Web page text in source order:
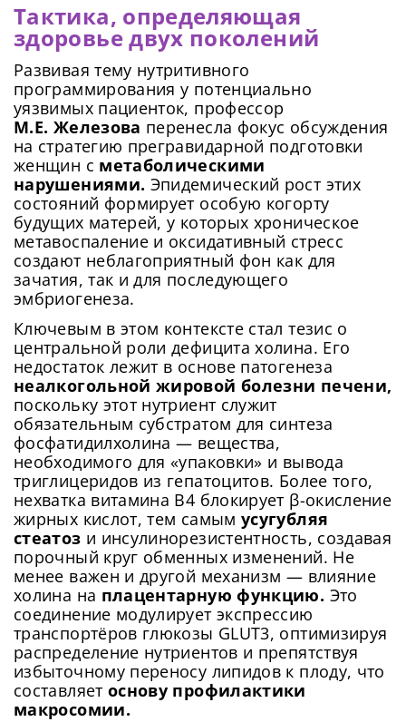
Тактика, определяющая
здоровье двух поколений
Развивая тему нутритивного
программирования у потенциально
уязвимых пациенток, профессор
М.Е. Железова перенесла фокус обсуждения
на стратегию прегравидарной подготовки
женщин с метаболическими
нарушениями. Эпидемический рост этих
состояний формирует особую когорту
будущих матерей, у которых хроническое
метавоспаление и оксидативный стресс
создают неблагоприятный фон как для
зачатия, так и для последующего
эмбриогенеза.
Ключевым в этом контексте стал тезис о
центральной роли дефицита холина. Его
недостаток лежит в основе патогенеза
неалкогольной жировой болезни печени,
поскольку этот нутриент служит
обязательным субстратом для синтеза
фосфатидилхолина — вещества,
необходимого для «упаковки» и вывода
триглицеридов из гепатоцитов. Более того,
нехватка витамина B4 блокирует β-окисление
жирных кислот, тем самым усугубляя
стеатоз и инсулинорезистентность, создавая
порочный круг обменных изменений. Не
менее важен и другой механизм — влияние
холина на плацентарную функцию. Это
соединение модулирует экспрессию
транспортёров глюкозы GLUT3, оптимизируя
распределение нутриентов и препятствуя
избыточному переносу липидов к плоду, что
составляет основу профилактики
макросомии.